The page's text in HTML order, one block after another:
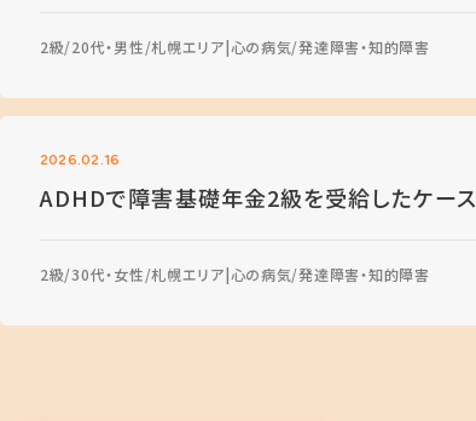
2級 20代・男性 札幌エリア 心の病気 発達障害・知的障害
2026.02.16
ADHDで障害基礎年金2級を受給したケース
2級 30代・女性 札幌エリア 心の病気 発達障害・知的障害